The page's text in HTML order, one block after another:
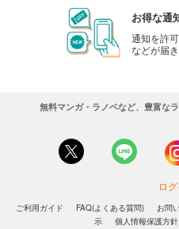
お得な通
通知を許
などが届き
無料マンガ・ラノベなど、豊富な
ロ
ご利用ガイド FAQ(よくある質問) お問
示
個人情報保護方針